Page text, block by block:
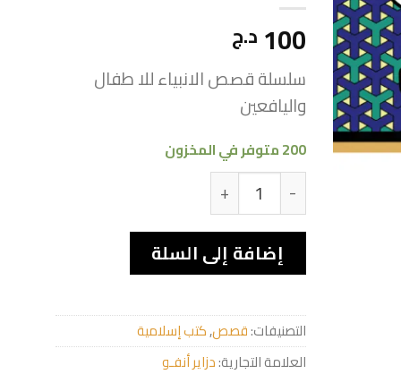
100 د.ج
سلسلة قصص الانبياء للا طفال
واليافعين
200 متوفر في المخزون
كمية طَــــــالُوتُ وَجَــــــالُوتُ
إضافة إلى السلة
التصنيفات:قصص,كتب إسلامية
العلامة التجارية:دزاير أنفـو